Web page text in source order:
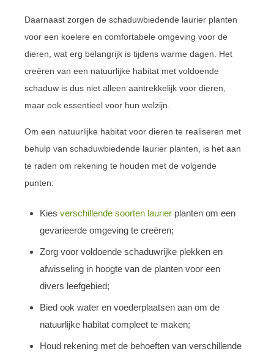
Daarnaast zorgen de schaduwbiedende laurier planten
voor een koelere en comfortabele omgeving voor de
dieren, wat erg belangrijk is tijdens warme dagen. Het
creëren van een natuurlijke habitat met voldoende
schaduw is dus niet alleen aantrekkelijk voor dieren,
maar ook essentieel voor hun welzijn.
Om een natuurlijke habitat voor dieren te realiseren met
behulp van schaduwbiedende laurier planten, is het aan
te raden om rekening te houden met de volgende
punten:
Kies verschillende soorten laurier planten om een
gevarieerde omgeving te creëren;
Zorg voor voldoende schaduwrijke plekken en
afwisseling in hoogte van de planten voor een
divers leefgebied;
Bied ook water en voederplaatsen aan om de
natuurlijke habitat compleet te maken;
Houd rekening met de behoeften van verschillende